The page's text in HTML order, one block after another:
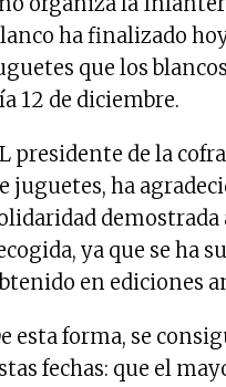
ha finalizado
que los
12 de diciembre.
presidente de la
juguetes, ha
ya que se ha
en ediciones
esta forma, se
fechas: que el